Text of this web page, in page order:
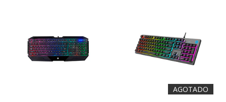
AGOTADO